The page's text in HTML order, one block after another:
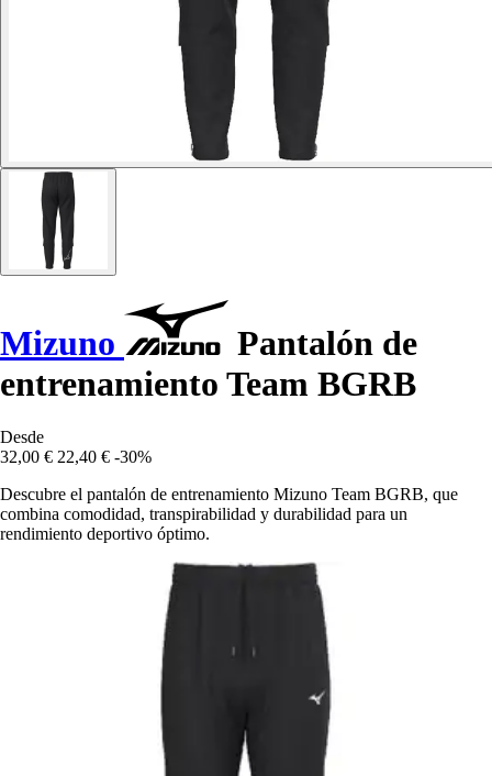
Mizuno
Pantalón de
entrenamiento Team BGRB
Desde
32,00 € 22,40 € -30%
Descubre el pantalón de entrenamiento Mizuno Team BGRB, que
combina comodidad, transpirabilidad y durabilidad para un
rendimiento deportivo óptimo.